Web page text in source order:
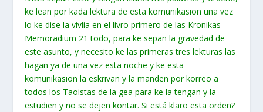
ke lean por kada lektura de esta komunikasion una vez
lo ke dise la vivlia en el livro primero de las Kronikas
Memoradium 21 todo, para ke sepan la gravedad de
este asunto, y necesito ke las primeras tres lekturas las
hagan ya de una vez esta noche y ke esta
komunikasion la eskrivan y la manden por korreo a
todos los Taoistas de la gea para ke la tengan y la
estudien y no se dejen kontar. Si está klaro esta orden?